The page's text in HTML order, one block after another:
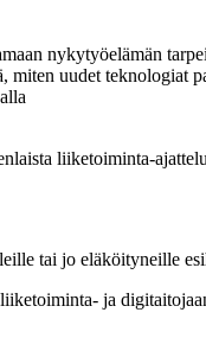
nykytyöelämän
miten uudet teknologiat
liiketoiminta-
tai jo eläköityneille
ja